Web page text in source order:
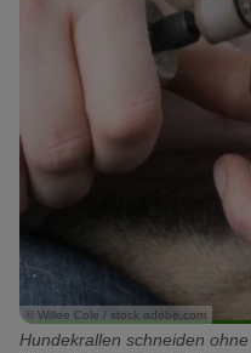
© Willee Cole / stock.adobe.com
Hundekrallen schneiden